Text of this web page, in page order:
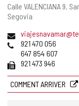
Adresse
postale
Calle VALENCIANA 9.
Segovia
Adresse
de
courrier
électronique
Téléphones
921 470 056
647 854 607
Fax 921 473 946
COMMENT ARRIVER